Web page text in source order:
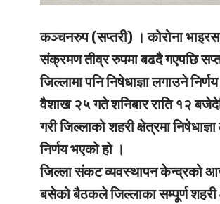
कञ्चनरुप (सप्तरी) । कोरोना
संक्रमण तीव्र रुपमा बढदै गएपछि
जिल्लामा पनि निषेधाज्ञा लगाउने
वैशाख २५ गते शनिबार राति १२
गरी जिल्लाको शहरी क्षेत्रमा
निर्णय भएको हो ।
जिल्ला संकट व्यवस्थापन केन्द्रको
बसेको बैठकले जिल्लाका सम्पूर्ण शहरी